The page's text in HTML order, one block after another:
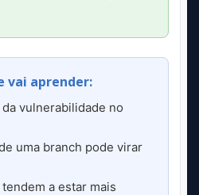
vai aprender:
vulnerabilidade no
uma branch pode virar
a estar mais